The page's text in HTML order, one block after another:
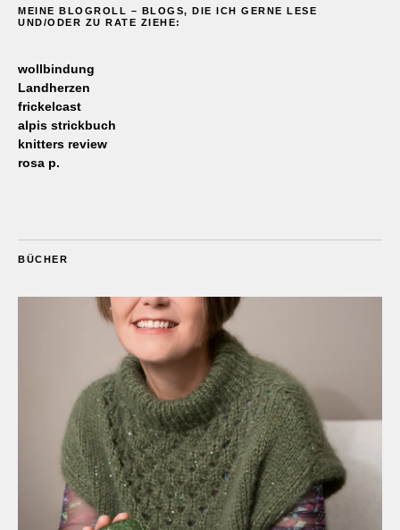
MEINE BLOGROLL – BLOGS, DIE ICH GERNE LESE
UND/ODER ZU RATE ZIEHE:
wollbindung
Landherzen
frickelcast
alpis strickbuch
knitters review
rosa p.
BÜCHER